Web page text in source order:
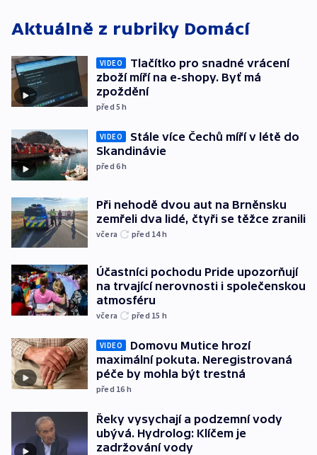
Aktuálně z rubriky Domácí
VIDEO
Tlačítko pro snadné vrácení
zboží míří na e-shopy. Byť má
zpoždění
před 5h
VIDEO
Stále více Čechů míří v létě do
Skandinávie
před 6h
Při nehodě dvou aut na Brněnsku
zemřeli dva lidé, čtyři se těžce zranili
včera před 14h
Účastníci pochodu Pride upozorňují
na trvající nerovnosti i společenskou
atmosféru
včera před 15 h
VIDEO
Domovu Mutice hrozí
maximální pokuta. Neregistrovaná
péče by mohla být trestná
před 16 h
Řeky vysychají a podzemní vody
ubývá. Hydrolog: Klíčem je
zadržování vody